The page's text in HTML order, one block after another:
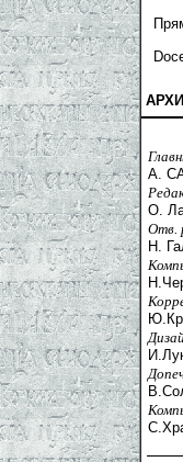
А.
О.
Отв.
Н.